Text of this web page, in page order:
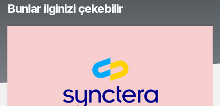
Bunlar ilginizi çekebilir